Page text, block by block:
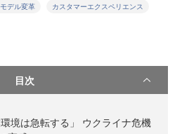
デル変革 カスタマーエクスペリエンス
目次
環境は急転する」 ウクライナ危機